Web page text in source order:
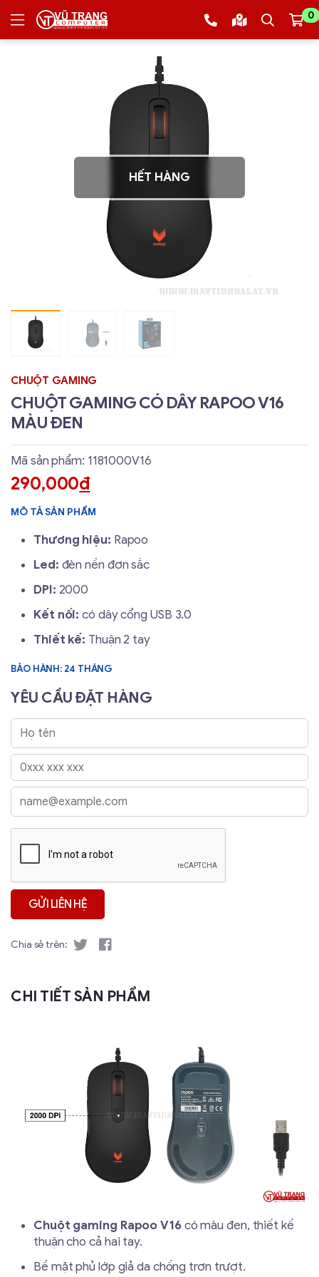
0
HẾT HÀNG
CHUỘT GAMING
CHUỘT GAMING CÓ DÂY RAPOO V16
MÀU ĐEN
Mã sản phẩm: 1181000V16
290,000đ
MÔ TẢ SẢN PHẨM
Thương hiệu: Rapoo
Led: đèn nền đơn sắc
DPI: 2000
Kết nối:có dây cổng USB 3.0
Thiết kế: Thuận 2 tay
BẢO HÀNH: 24 THÁNG
YÊU CẦU ĐẶT HÀNG
Chia sẻ trên:
CHI TIẾT SẢN PHẨM
Chuột gaming Rapoo V16có màu đen, thiết kế
thuận cho cả hai tay.
Bề mặt phủ lớp giả da chống trơn trượt.